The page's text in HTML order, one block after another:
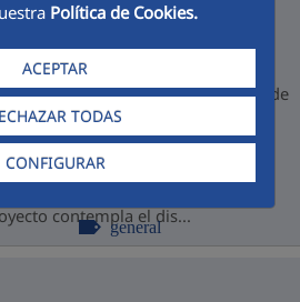
Política de Cookies.
ACEPTAR
TODAS
CONFIGURAR
Perú
del proyecto de la Planta de
(PTAR) de Cajamarca,
bajo la modalidad de
(APP), consolidando así su
con el desarrollo
contempla el dis...
general